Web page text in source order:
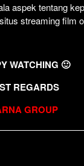
aspek tentang
streaming film
WATCHING 🙂
REGARDS
GROUP